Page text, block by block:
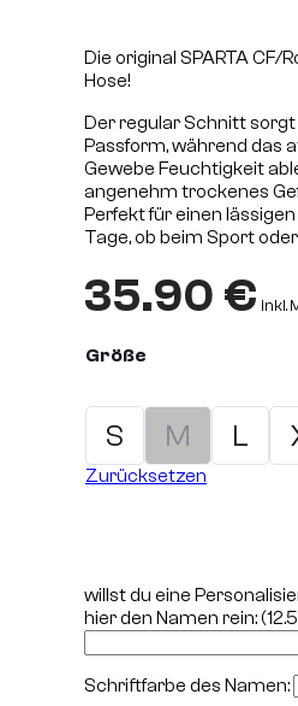
Die original SPARTA CF/
Hose!
Der regular Schnitt
Passform, während das
Gewebe Feuchtigkeit
angenehm trockenes
Perfekt für einen
Tage, ob beim Sport
35.90 € inkl.
Größe
S M L
Zurücksetzen
willst du eine
hier den Namen rein:
Schriftfarbe des Namen: